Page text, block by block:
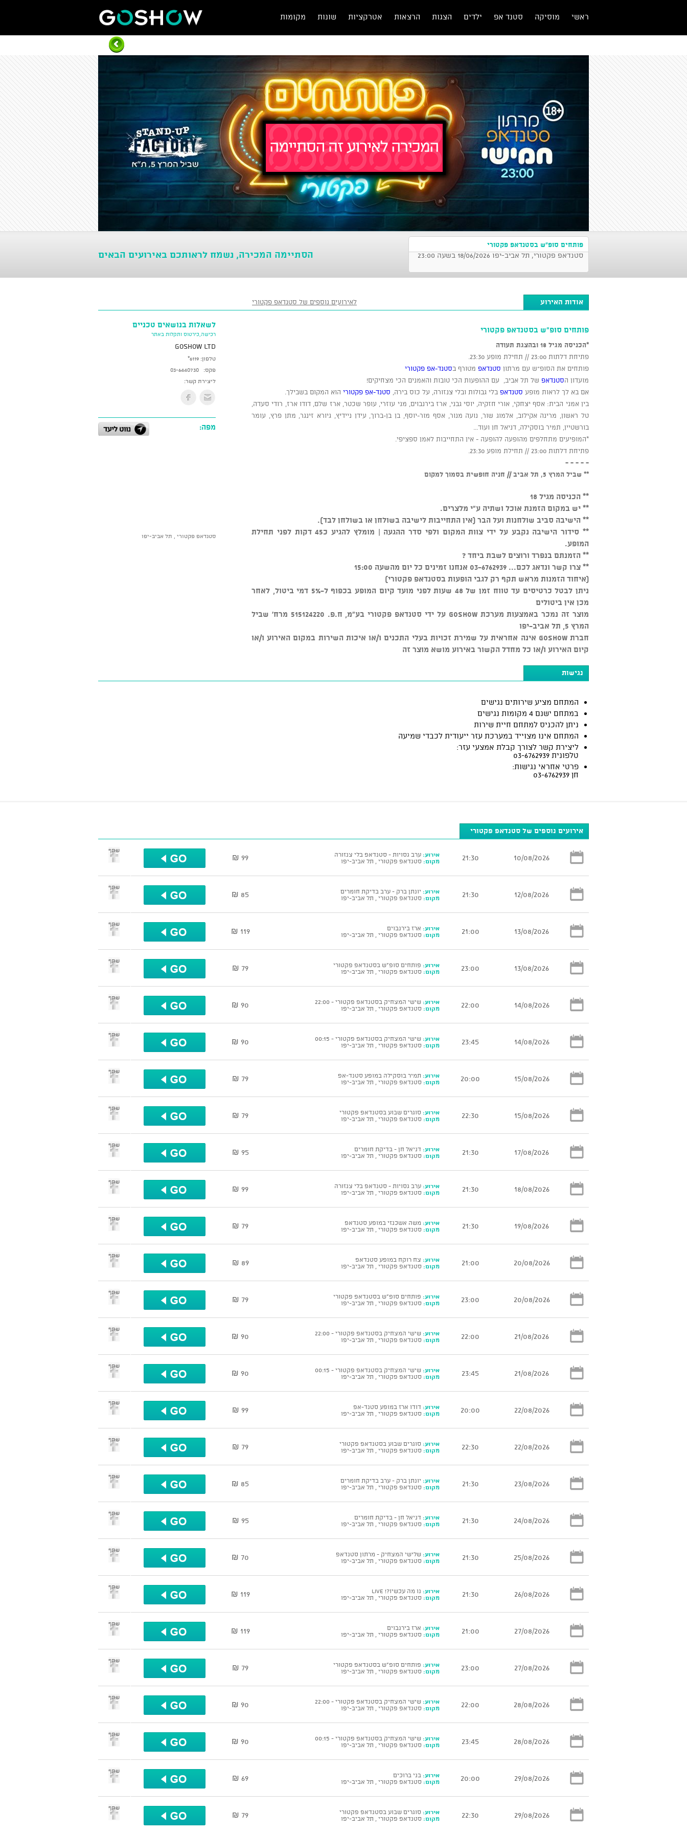
ראשי מוסיקה סטנד אפ ילדים הצגות הרצאות אטרקציות שונות מקומות
פותחים סופ"ש בסטנדאפ פקטורי
סטנדאפ פקטורי, תל אביב-יפו 18/06/2026 בשעה 23:00 הסתיימה המכירה, נשמח לראותכם באירועים הבאים
אודות האירוע לאירועים נוספים של סטנדאפ פקטורי
פותחים סופ"ש בסטנדאפ פקטורי
*הכניסה מגיל 18 ובהצגת תעודה
פתיחת דלתות 23:00 // תחילת מופע 23:30.
פותחים את הסופ"ש עם מרתון סטנדאפ מטורף בסטנד-אפ פקטורי
מועדון הסטנדאפ של תל אביב, עם ההופעות הכי טובות והאמנים הכי מצחיקים!
אם בא לך לראות מופע סטנדאפ בלי גבולות ובלי צנזורה, על כוס בירה, סטנד-אפ פקטורי הוא המקום בשבילך.
בין אמני הבית: אסף יצחקי, אורי חזקיה, יוסי גבני, ארז בירנבוים, מני עוזרי, עופר שכטר, ארז שלם, דודו ארז, רודי סעדה,
טל ראשון, מרינה אקילוב, אלמוג שור, נועה מנור, אסף מור-יוסף, בן בן-ברוך, עידן ניידיץ, גיורא זינגר, מתן פרץ, עומר
בורשטיין, תמיר בוסקילה, דניאל חן ועוד...
*המופיעים מתחלפים מהופעה להופעה - אין התחייבות לאמן ספציפי.
פתיחת דלתות 23:00 // תחילת מופע 23:30.
- - - - -
** שביל המרץ 5, תל אביב // חניה חופשית בסמוך למקום
** הכניסה מגיל 18
** יש במקום הזמנת אוכל ושתיה ע"י מלצרים.
** הישיבה סביב שולחנות ועל הבר (אין התחייבות לישיבה בשולחן או בשולחן לבד).
** סידור הישיבה נקבע על ידי צוות המקום ולפי סדר ההגעה | מומלץ להגיע כ45 דקות לפני תחילת
המופע.
** הזמנתם בנפרד ורוצים לשבת ביחד ?
** צרו קשר ונדאג לכם... 03-6762939 אנחנו זמינים כל יום מהשעה 15:00
(איחוד הזמנות מראש תקף רק לגבי הופעות בסטנדאפ פקטורי)
ניתן לבטל כרטיסים עד טווח זמן של 48 שעות לפני מועד קיום המופע בכפוף ל-5% דמי ביטול, לאחר
מכן אין ביטולים
מוצר זה נמכר באמצעות מערכת GOSHOW על ידי סטנדאפ פקטורי בע"מ, ח.פ. 515124220 מרח' שביל
המרץ 5, תל אביב-יפו
חברת GOSHOW אינה אחראית על שמירת זכויות בעלי התכנים ו/או איכות השירות במקום האירוע ו/או
קיום האירוע ו/או כל מחדל הקשור באירוע מושא מוצר זה
לשאלות בנושאים טכניים
רכישה,כירטוס ותקלות באתר
GoShow LTD
טלפון: *6119
פקס:
03-6440730
ליצירת קשר:
מפה:
סטנדאפ פקטורי , תל אביב-יפו
נגישות
המתחם מציע שירותים נגישים
במתחם ישנם 4 מקומות נגישים
ניתן להכניס למתחם חיית שירות
המתחם אינו מצוייד במערכת עזר ייעודית לכבדי שמיעה
ליצירת קשר לצורך קבלת אמצעי עזר:
טלפונית 03-6762939
פרטי אחראי נגישות:
חן 03-6762939
אירועים נוספים של סטנדאפ פקטורי
10/08/2026
21:30 אירוע: ערב גסויות - סטנדאפ בלי צנזורה
מקום: סטנדאפ פקטורי , תל אביב-יפו 99 ₪
שתף
12/08/2026
21:30 אירוע: יונתן ברק - ערב בדיקת חומרים
מקום: סטנדאפ פקטורי , תל אביב-יפו 85 ₪
שתף
13/08/2026
21:00 אירוע: ארז בירנבוים
מקום: סטנדאפ פקטורי , תל אביב-יפו 119 ₪
שתף
13/08/2026
23:00 אירוע: פותחים סופ"ש בסטנדאפ פקטורי
מקום: סטנדאפ פקטורי , תל אביב-יפו 79 ₪
שתף
14/08/2026
22:00 אירוע: שישי המצחיק בסטנדאפ פקטורי - 22:00
מקום: סטנדאפ פקטורי , תל אביב-יפו 90 ₪
שתף
14/08/2026
23:45 אירוע: שישי המצחיק בסטנדאפ פקטורי - 00:15
מקום: סטנדאפ פקטורי , תל אביב-יפו 90 ₪
שתף
15/08/2026
20:00 אירוע: תמיר בוסקילה במופע סטנד-אפ
מקום: סטנדאפ פקטורי , תל אביב-יפו 79 ₪
שתף
15/08/2026
22:30 אירוע: סוגרים שבוע בסטנדאפ פקטורי
מקום: סטנדאפ פקטורי , תל אביב-יפו 79 ₪
שתף
17/08/2026
21:30 אירוע: דניאל חן - בדיקת חומרים
מקום: סטנדאפ פקטורי , תל אביב-יפו 95 ₪
שתף
18/08/2026
21:30 אירוע: ערב גסויות - סטנדאפ בלי צנזורה
מקום: סטנדאפ פקטורי , תל אביב-יפו 99 ₪
שתף
19/08/2026
21:30 אירוע: משה אשכנזי במופע סטנדאפ
מקום: סטנדאפ פקטורי , תל אביב-יפו 79 ₪
שתף
20/08/2026
21:00 אירוע: צח רוקח במופע סטנדאפ
מקום: סטנדאפ פקטורי , תל אביב-יפו 89 ₪
שתף
20/08/2026
23:00 אירוע: פותחים סופ"ש בסטנדאפ פקטורי
מקום: סטנדאפ פקטורי , תל אביב-יפו 79 ₪
שתף
21/08/2026
22:00 אירוע: שישי המצחיק בסטנדאפ פקטורי - 22:00
מקום: סטנדאפ פקטורי , תל אביב-יפו 90 ₪
שתף
21/08/2026
23:45 אירוע: שישי המצחיק בסטנדאפ פקטורי - 00:15
מקום: סטנדאפ פקטורי , תל אביב-יפו 90 ₪
שתף
22/08/2026
20:00 אירוע: דודו ארז במופע סטנד-אפ
מקום: סטנדאפ פקטורי , תל אביב-יפו 99 ₪
שתף
22/08/2026
22:30 אירוע: סוגרים שבוע בסטנדאפ פקטורי
מקום: סטנדאפ פקטורי , תל אביב-יפו 79 ₪
שתף
23/08/2026
21:30 אירוע: יונתן ברק - ערב בדיקת חומרים
מקום: סטנדאפ פקטורי , תל אביב-יפו 85 ₪
שתף
24/08/2026
21:30 אירוע: דניאל חן - בדיקת חומרים
מקום: סטנדאפ פקטורי , תל אביב-יפו 95 ₪
שתף
25/08/2026
21:30 אירוע: שלישי המצחיק - מרתון סטנדאפ
מקום: סטנדאפ פקטורי , תל אביב-יפו 70 ₪
שתף
26/08/2026
21:30 אירוע: נו מה עכשיו?! Live
מקום: סטנדאפ פקטורי , תל אביב-יפו 119 ₪
שתף
27/08/2026
21:00 אירוע: ארז בירנבוים
מקום: סטנדאפ פקטורי , תל אביב-יפו 119 ₪
שתף
27/08/2026
23:00 אירוע: פותחים סופ"ש בסטנדאפ פקטורי
מקום: סטנדאפ פקטורי , תל אביב-יפו 79 ₪
שתף
28/08/2026
22:00 אירוע: שישי המצחיק בסטנדאפ פקטורי - 22:00
מקום: סטנדאפ פקטורי , תל אביב-יפו 90 ₪
שתף
28/08/2026
23:45 אירוע: שישי המצחיק בסטנדאפ פקטורי - 00:15
מקום: סטנדאפ פקטורי , תל אביב-יפו 90 ₪
שתף
29/08/2026
20:00 אירוע: בני ברוכים
מקום: סטנדאפ פקטורי , תל אביב-יפו 69 ₪
שתף
29/08/2026
22:30 אירוע: סוגרים שבוע בסטנדאפ פקטורי
מקום: סטנדאפ פקטורי , תל אביב-יפו 79 ₪
שתף